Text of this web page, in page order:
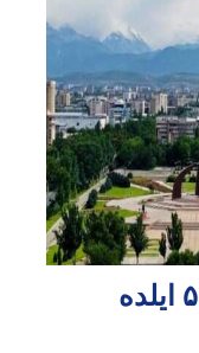
بو تورک اؤلکه‌سی ایله ۵ ایلده